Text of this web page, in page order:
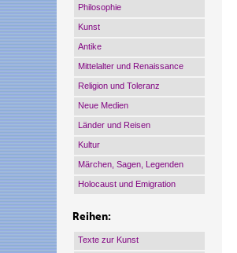
Philosophie
Kunst
Antike
Mittelalter und Renaissance
Religion und Toleranz
Neue Medien
Länder und Reisen
Kultur
Märchen, Sagen, Legenden
Holocaust und Emigration
Reihen:
Texte zur Kunst